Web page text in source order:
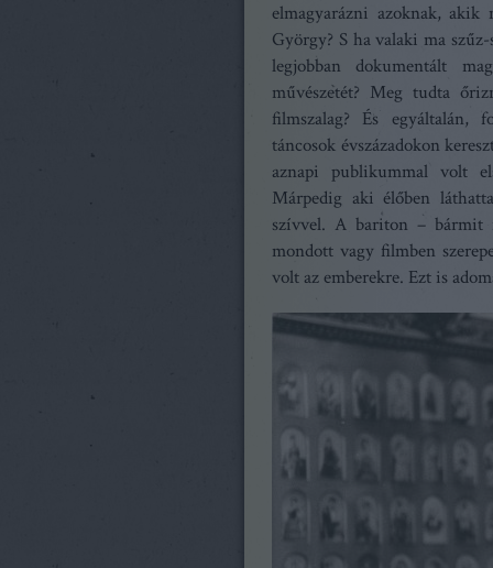
elmagyarázni azoknak,
György? S ha valaki ma
legjobban dokumentált
művészetét? Meg tudta
filmszalag? És egyáltalán,
táncosok évszázadokon
aznapi publikummal volt
Márpedig aki élőben
szívvel. A bariton – bármit
mondott vagy filmben
volt az emberekre. Ezt is